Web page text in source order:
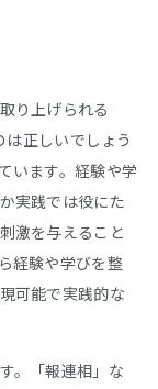
り上げられる
正しいでしょう
います。経験や学
実践では役にた
激を与えること
経験や学びを整
可能で実践的な
。「報連相」な